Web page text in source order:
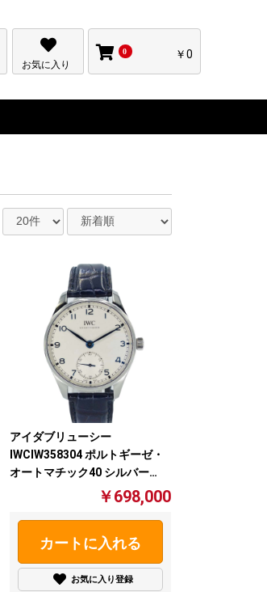
お気に入り
0 ￥0
アイダブリューシー
IWCIW358304 ポルトギーゼ・
オートマチック40 シルバー
￥698,000
カートに入れる
お気に入り登録